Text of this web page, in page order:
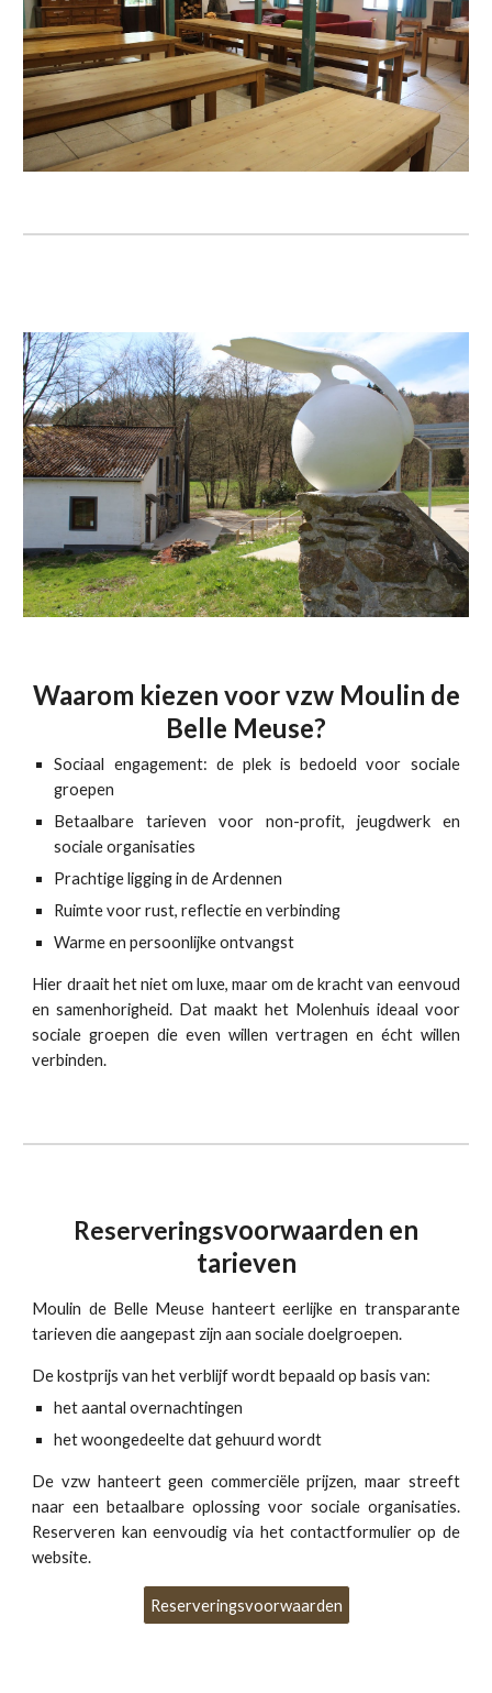
Waarom kiezen voor vzw Moulin de
Belle Meuse?
Sociaal engagement: de plek is bedoeld voor sociale
groepen
Betaalbare tarieven voor non-profit, jeugdwerk en
sociale organisaties
Prachtige ligging in de Ardennen
Ruimte voor rust, reflectie en verbinding
Warme en persoonlijke ontvangst
Hier draait het niet om luxe, maar om de kracht van eenvoud
en samenhorigheid. Dat maakt het Molenhuis ideaal voor
sociale groepen die even willen vertragen en écht willen
verbinden.
Reserveringsvoorwaarden en
tarieven
Moulin de Belle Meuse hanteert eerlijke en transparante
tarieven die aangepast zijn aan sociale doelgroepen.
De kostprijs van het verblijf wordt bepaald op basis van:
het aantal overnachtingen
het woongedeelte dat gehuurd wordt
De vzw hanteert geen commerciële prijzen, maar streeft
naar een betaalbare oplossing voor sociale organisaties.
Reserveren kan eenvoudig via het contactformulier op de
website.
Reserveringsvoorwaarden